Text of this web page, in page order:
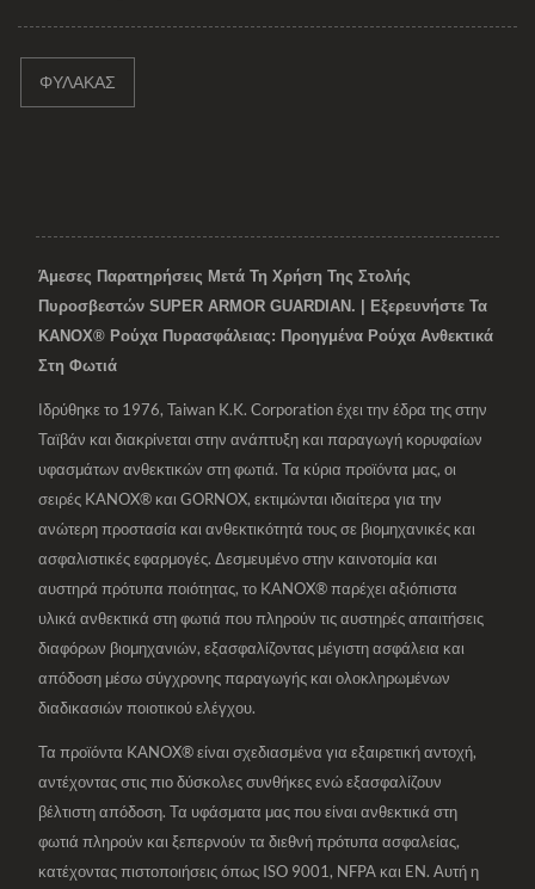
ΦΥΛΑΚΑΣ
Άμεσες Παρατηρήσεις Μετά Τη Χρήση Της Στολής
Πυροσβεστών SUPER ARMOR GUARDIAN. | Εξερευνήστε Τα
KANOX® Ρούχα Πυρασφάλειας: Προηγμένα Ρούχα Ανθεκτικά
Στη Φωτιά
Ιδρύθηκε το 1976, Taiwan K.K. Corporation έχει την έδρα της στην
Ταϊβάν και διακρίνεται στην ανάπτυξη και παραγωγή κορυφαίων
υφασμάτων ανθεκτικών στη φωτιά. Τα κύρια προϊόντα μας, οι
σειρές KANOX® και GORNOX, εκτιμώνται ιδιαίτερα για την
ανώτερη προστασία και ανθεκτικότητά τους σε βιομηχανικές και
ασφαλιστικές εφαρμογές. Δεσμευμένο στην καινοτομία και
αυστηρά πρότυπα ποιότητας, το KANOX® παρέχει αξιόπιστα
υλικά ανθεκτικά στη φωτιά που πληρούν τις αυστηρές απαιτήσεις
διαφόρων βιομηχανιών, εξασφαλίζοντας μέγιστη ασφάλεια και
απόδοση μέσω σύγχρονης παραγωγής και ολοκληρωμένων
διαδικασιών ποιοτικού ελέγχου.
Τα προϊόντα KANOX® είναι σχεδιασμένα για εξαιρετική αντοχή,
αντέχοντας στις πιο δύσκολες συνθήκες ενώ εξασφαλίζουν
βέλτιστη απόδοση. Τα υφάσματα μας που είναι ανθεκτικά στη
φωτιά πληρούν και ξεπερνούν τα διεθνή πρότυπα ασφαλείας,
κατέχοντας πιστοποιήσεις όπως ISO 9001, NFPA και EN. Αυτή η